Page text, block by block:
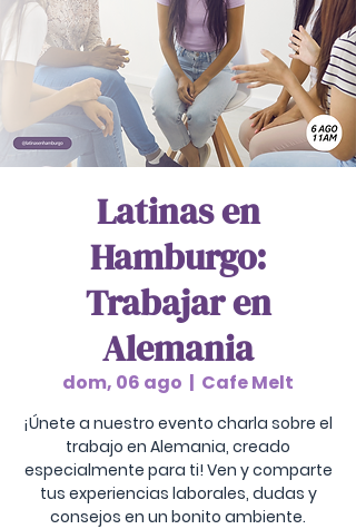
Latinas en
Hamburgo:
Trabajar en
Alemania
dom, 06 ago
  |
Cafe Melt
¡Únete a nuestro evento charla sobre el
trabajo en Alemania, creado
especialmente para ti! Ven y comparte
tus experiencias laborales, dudas y
consejos en un bonito ambiente.